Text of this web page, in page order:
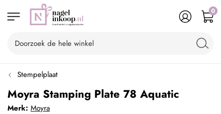
0
Stempelplaat
Moyra Stamping Plate 78 Aquatic
Merk: Moyra